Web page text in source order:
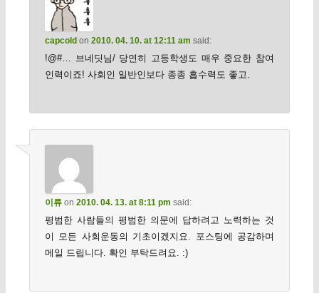
capcold on 2010. 04. 10. at 12:11 am said:
!@#… 브네딧님/ 당연히 고등학생도 매우 중요한 참여
인력이죠! 사회인 일반인보다 종종 흡수력도 좋고.
이류on 2010. 04. 13. at 8:11 pm said:
평범한 사람들의 평범한 의문에 답하려고 노력하는 것
이 모든 사회운동의 기초이겠지요. 포스팅에 공감하며
메일 드립니다. 확인 부탁드려요. :)